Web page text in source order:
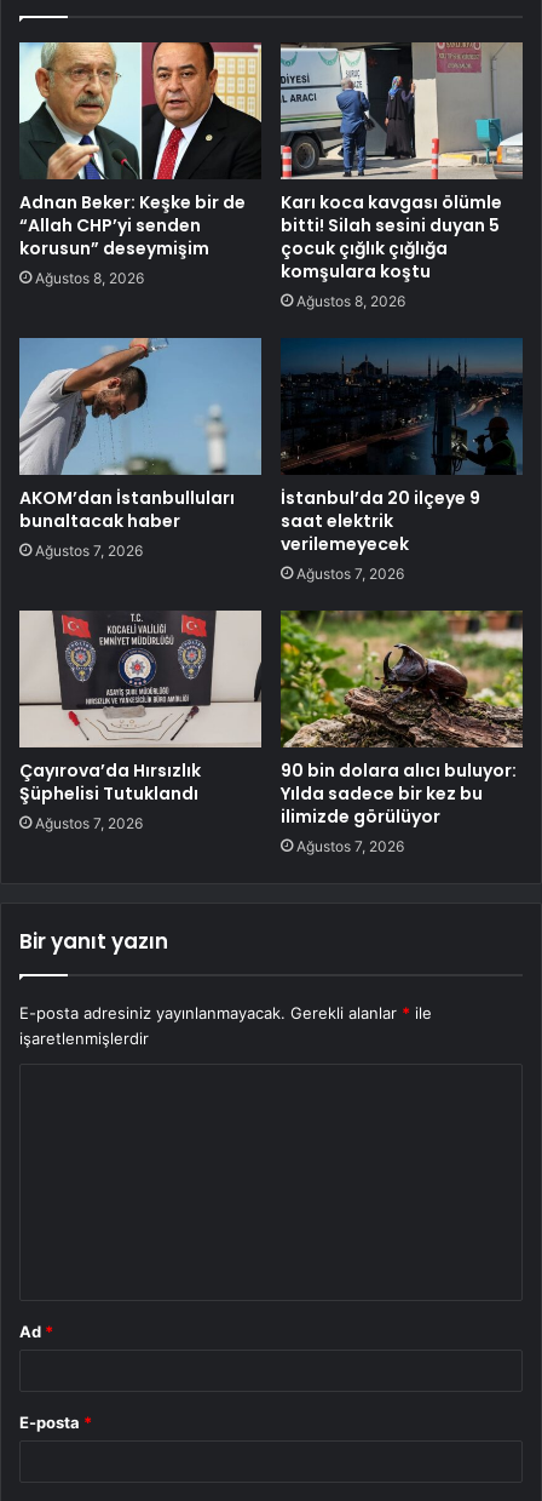
Adnan Beker: Keşke bir de
“Allah CHP’yi senden
korusun” deseymişim
Ağustos 8, 2026
Karı koca kavgası ölümle
bitti! Silah sesini duyan 5
çocuk çığlık çığlığa
komşulara koştu
Ağustos 8, 2026
AKOM’dan İstanbulluları
bunaltacak haber
Ağustos 7, 2026
İstanbul’da 20 ilçeye 9
saat elektrik
verilemeyecek
Ağustos 7, 2026
Çayırova’da Hırsızlık
Şüphelisi Tutuklandı
Ağustos 7, 2026
90 bin dolara alıcı buluyor:
Yılda sadece bir kez bu
ilimizde görülüyor
Ağustos 7, 2026
Bir yanıt yazın
E-posta adresiniz yayınlanmayacak. Gerekli alanlar * ile
işaretlenmişlerdir
Ad *
E-posta *